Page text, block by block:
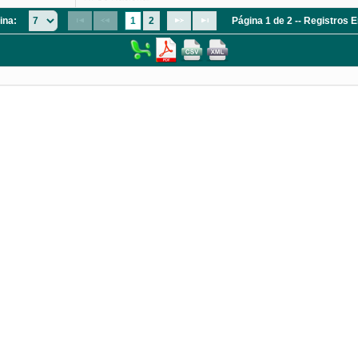
1 2 Página 1 de 2 -- Registros